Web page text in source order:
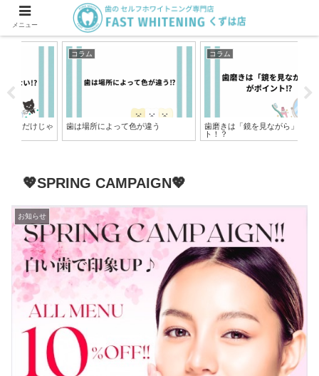
歯は場所によって色が違う
歯磨きは「鏡を見ながら」がポイン
💖SPRING CAMPAIGN💖
お知らせ
メニュー